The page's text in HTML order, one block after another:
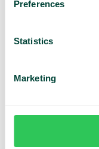
Preferences
Statistics
Marketing
Daily cost control
dina dagliga